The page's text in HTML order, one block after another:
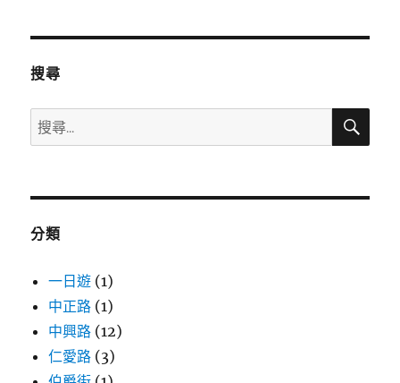
章:
搜尋
搜
尋
鍵
搜
分類
一日遊 (1)
中正路 (1)
中興路 (12)
仁愛路 (3)